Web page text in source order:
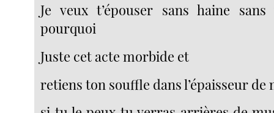
Je veux t’épouser sans haine
pourquoi
Juste cet acte morbide et
retiens ton souffle dans l’épaisseur de